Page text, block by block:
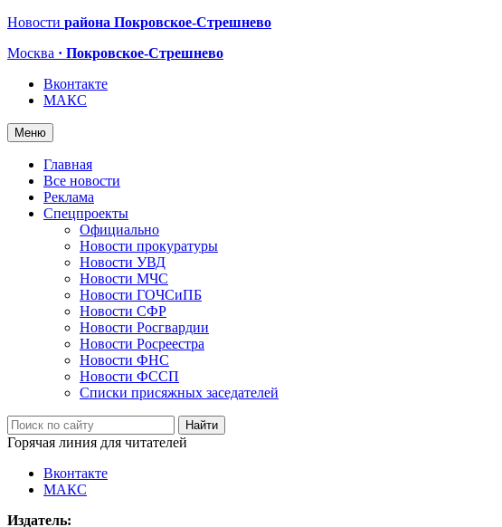
Новости района Покровское-Стрешнево
Москва · Покровское-Стрешнево
Вконтакте
МАКС
Меню
Главная
Все новости
Реклама
Спецпроекты
Официально
Новости прокуратуры
Новости УВД
Новости МЧС
Новости ГОЧСиПБ
Новости СФР
Новости Росгвардии
Новости Росреестра
Новости ФНС
Новости ФССП
Списки присяжных заседателей
Горячая линия для читателей
Вконтакте
МАКС
Издатель: